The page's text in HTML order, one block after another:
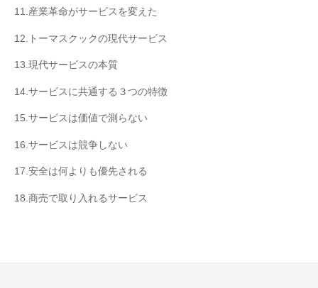
11.産業革命がサービスを変えた
12.トーマスクックの現代サービス
13.現代サービスの本質
14.サービスに共通する３つの特徴
15.サービスは価値で測らない
16.サービスは競争しない
17.安全は何よりも優先される
18.商売で取り入れるサービス